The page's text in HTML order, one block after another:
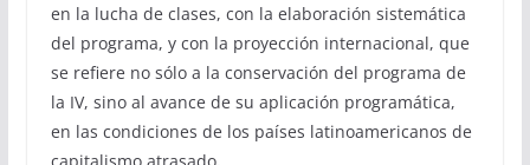
en la lucha de clases, con la elaboración sistemática
del programa, y con la proyección internacional, que
se refiere no sólo a la conservación del programa de
la IV, sino al avance de su aplicación programática,
en las condiciones de los países latinoamericanos de
capitalismo atrasado.